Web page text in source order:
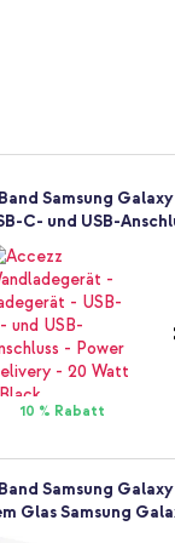
Samsung
C- und USB-
10 % Rabatt
Samsung
Glas Samsung